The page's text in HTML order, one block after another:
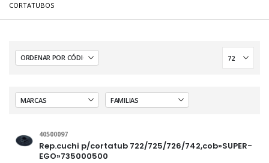
CORTATUBOS
40500097
Rep.cuchi p/cortatub 722/725/726/742,cob»SUPER-
EGO»735000500